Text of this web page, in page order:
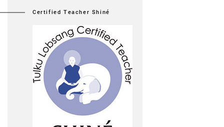
Certified Teacher Shiné